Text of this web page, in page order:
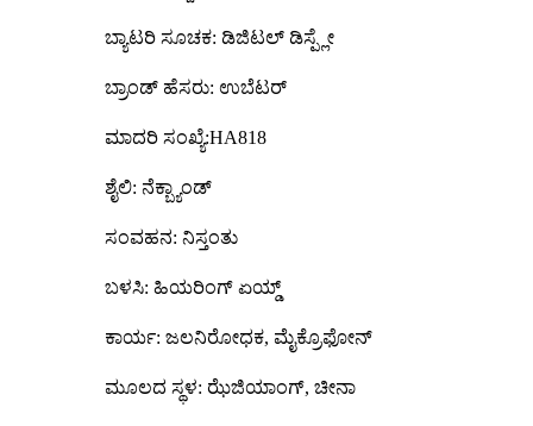
ಬ್ಯಾಟರಿ ಸೂಚಕ: ಡಿಜಿಟಲ್ ಡಿಸ್ಪ್ಲೇ
ಬ್ರಾಂಡ್ ಹೆಸರು: ಉಬೆಟರ್
ಮಾದರಿ ಸಂಖ್ಯೆ:HA818
ಶೈಲಿ: ನೆಕ್ಬ್ಯಾಂಡ್
ಸಂವಹನ: ನಿಸ್ತಂತು
ಬಳಸಿ: ಹಿಯರಿಂಗ್ ಏಯ್ಡ್
ಕಾರ್ಯ: ಜಲನಿರೋಧಕ, ಮೈಕ್ರೊಫೋನ್
ಮೂಲದ ಸ್ಥಳ: ಝೆಜಿಯಾಂಗ್, ಚೀನಾ